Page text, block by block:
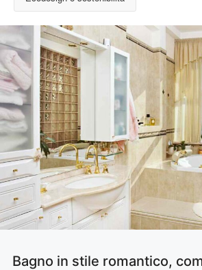
Bagno in stile romantico,